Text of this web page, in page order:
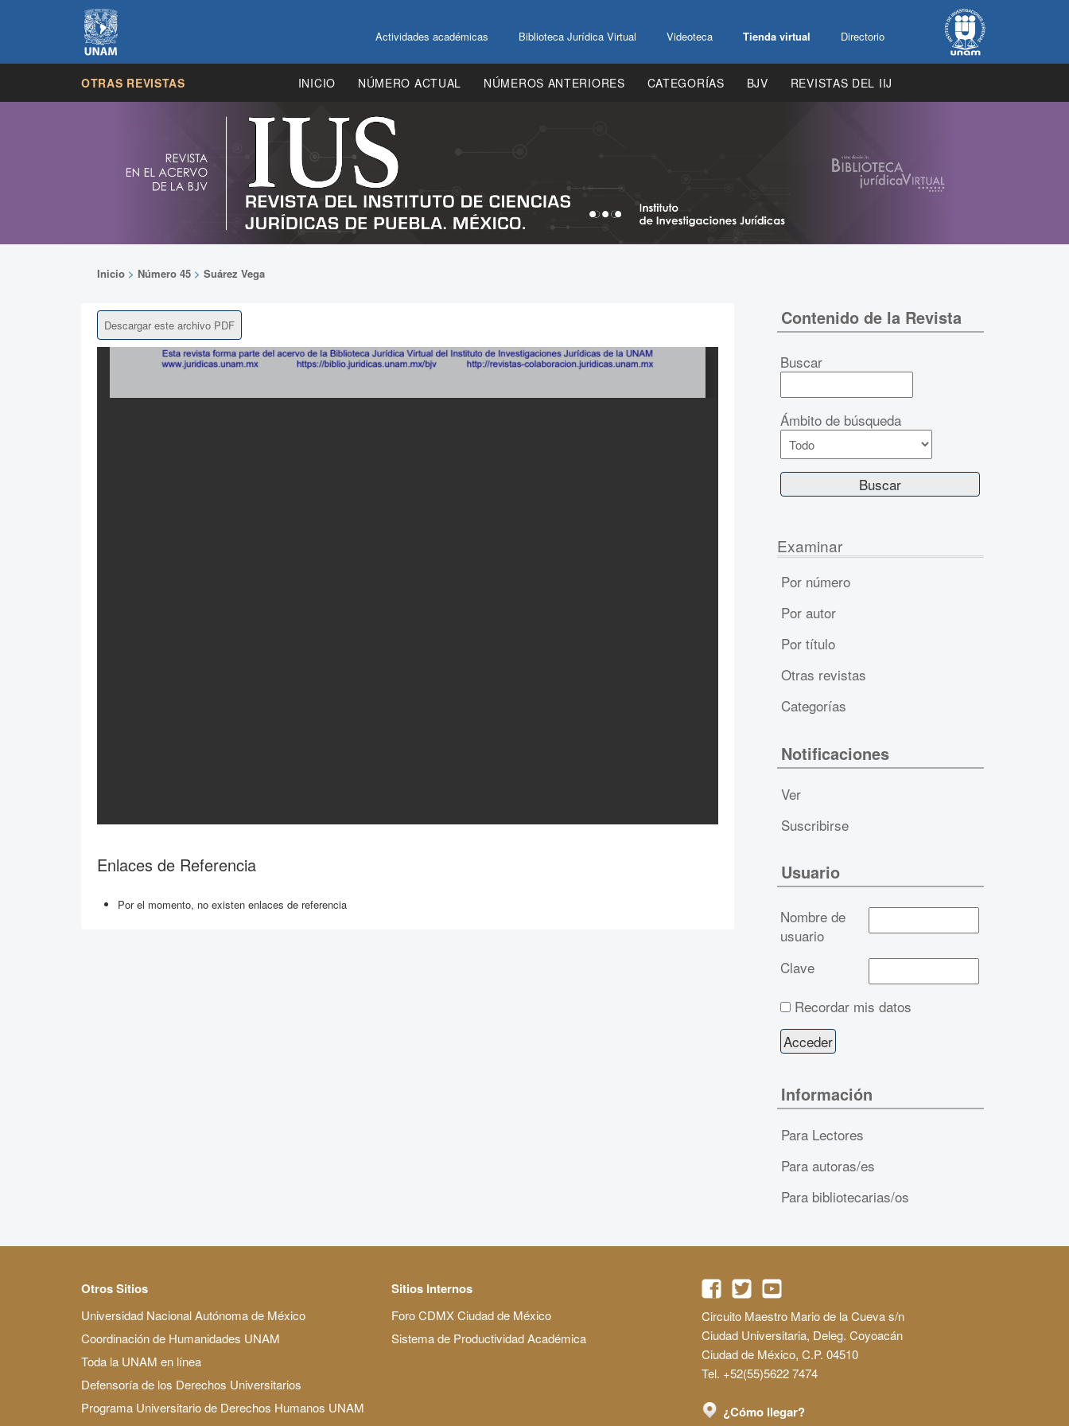
Actividades académicas Biblioteca Jurídica Virtual Videoteca Tienda virtual Directorio
OTRAS REVISTAS INICIO NÚMERO ACTUAL NÚMEROS ANTERIORES CATEGORÍAS BJV REVISTAS DEL IIJ
Inicio > Número 45 > Suárez Vega
Descargar este archivo PDF
Enlaces de Referencia
Por el momento, no existen enlaces de referencia
Contenido de la Revista
Buscar
Ámbito de búsqueda
Examinar
Por número
Por autor
Por título
Otras revistas
Categorías
Notificaciones
Ver
Suscribirse
Usuario
Nombre de
usuario
Clave
Recordar mis datos
Información
Para Lectores
Para autoras/es
Para bibliotecarias/os
Otros Sitios
Universidad Nacional Autónoma de México
Coordinación de Humanidades UNAM
Toda la UNAM en línea
Defensoría de los Derechos Universitarios
Programa Universitario de Derechos Humanos UNAM
Sitios Internos
Foro CDMX Ciudad de México
Sistema de Productividad Académica
Circuito Maestro Mario de la Cueva s/n
Ciudad Universitaria, Deleg. Coyoacán
Ciudad de México, C.P. 04510
Tel. +52(55)5622 7474
¿Cómo llegar?